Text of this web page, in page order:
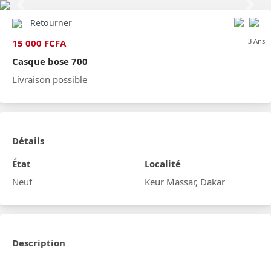
Retourner
15 000 FCFA 3 Ans
Casque bose 700
Livraison possible
Détails
État
Neuf
Localité
Keur Massar, Dakar
Description